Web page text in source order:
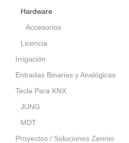
Hardware
Accesorios
Licencia
Irrigación
Entradas Binarias y Analógicas
Tecla Para KNX
JUNG
MDT
Proyectos / Soluciones Zennio